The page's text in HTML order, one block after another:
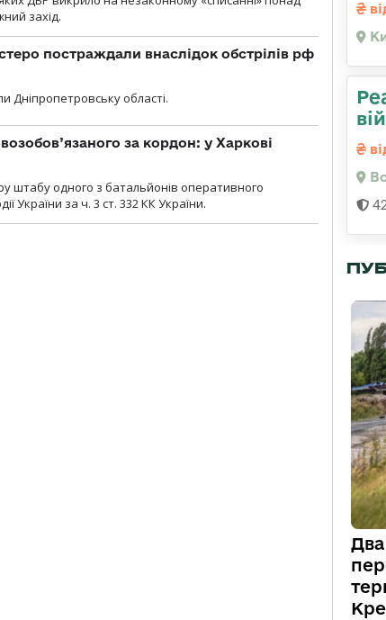
захід.
постраждали внаслідок обстрілів рф
Дніпропетровську області.
за кордон: у Харкові
штабу одного з батальйонів оперативного
України за ч. 3 ст. 332 КК України.
Два